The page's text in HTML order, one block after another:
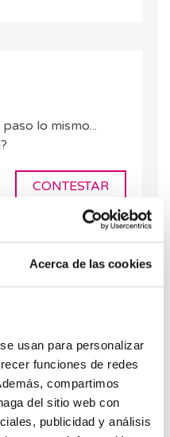
Acerca de las cookies
usan para personalizar
funciones de redes
compartimos
del sitio web con
publicidad y análisis
lo mismo...
CONTESTAR
el día 9 y 5 días
embarazo salieron
CONTESTAR